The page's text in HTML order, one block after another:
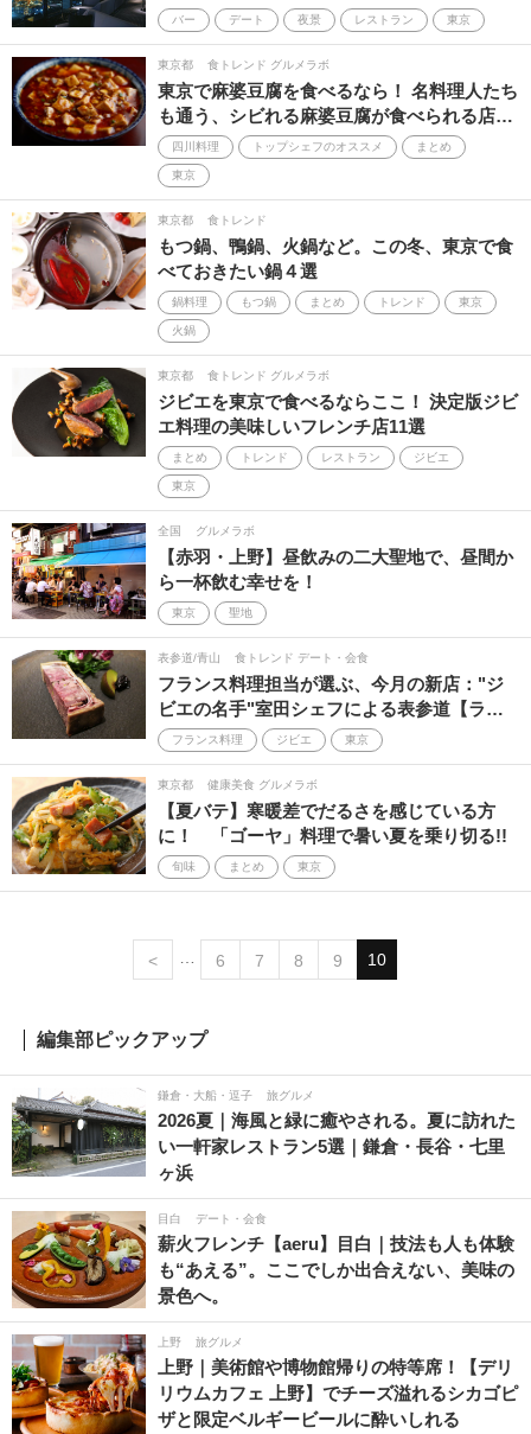
外さない店 映画 おしゃれ ダイエット
歴史 カルチャー カウンター
チョコレート 2023 シェフのヨコガオ
朝活
おひとりさま女子 有名人行きつけの店
オトナの行きつけ ごはん
酒場 2020 ゴールデン街
ジビエ フランス レストランウィーク
有名人の手土産 ボジョレーヌーヴォー 昼飲み
古民家 バレンタインチョコ 杏耶
昼飲みさんぽ ホワイトデー
世界のベストレストラン50 勝負メシ
かき氷 花火大会
Sakenomy アフタヌーンティ 2026
フードロス おみやげ 音楽
パティスリー 台湾 フィリピン
Asia's 50 Best Restaurants 新米 品川
母の日 yumch トップアスリートの一皿
ジョエル・ロブション シャンパン
The World’s 50 Best Restaurants
調味料 ダースレイダー 平昌
グランピング
ハルニレテラス Reborn-Art DINING 野外フェス
火鍋 アウトドア
薬膳カレー プレゼント
バー デート 夜景 レストラン 東京
東京都 食トレンド グルメラボ
東京で麻婆豆腐を食べるなら！ 名料理人たち
も通う、シビれる麻婆豆腐が食べられる店…
四川料理 トップシェフのオススメ まとめ
東京
東京都 食トレンド
もつ鍋、鴨鍋、火鍋など。この冬、東京で食
べておきたい鍋４選
鍋料理 もつ鍋 まとめ トレンド 東京
火鍋
東京都 食トレンド グルメラボ
ジビエを東京で食べるならここ！ 決定版ジビ
エ料理の美味しいフレンチ店11選
まとめ トレンド レストラン ジビエ
東京
全国 グルメラボ
【赤羽・上野】昼飲みの二大聖地で、昼間か
ら一杯飲む幸せを！
東京 聖地
表参道/青山 食トレンド デート・会食
フランス料理担当が選ぶ、今月の新店："ジ
ビエの名手"室田シェフによる表参道【ラ…
フランス料理 ジビエ 東京
東京都 健康美食 グルメラボ
【夏バテ】寒暖差でだるさを感じている方
に！ 「ゴーヤ」料理で暑い夏を乗り切る!!
旬味 まとめ 東京
< 6 7 8 9 10
編集部ピックアップ
鎌倉・大船・逗子 旅グルメ
2026夏｜海風と緑に癒やされる。夏に訪れた
い一軒家レストラン5選｜鎌倉・長谷・七里
ヶ浜
目白 デート・会食
薪火フレンチ【aeru】目白｜技法も人も体験
も“あえる”。ここでしか出合えない、美味の
景色へ。
上野 旅グルメ
上野｜美術館や博物館帰りの特等席！【デリ
リウムカフェ 上野】でチーズ溢れるシカゴピ
ザと限定ベルギービールに酔いしれる